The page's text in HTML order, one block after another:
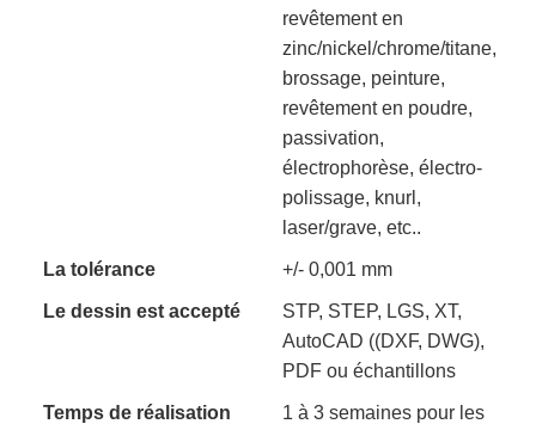
revêtement en
zinc/nickel/chrome/titane,
brossage, peinture,
revêtement en poudre,
passivation,
électrophorèse, électro-
polissage, knurl,
laser/grave, etc..
La tolérance
+/- 0,001 mm
Le dessin est accepté
STP, STEP, LGS, XT,
AutoCAD ((DXF, DWG),
PDF ou échantillons
Temps de réalisation
1 à 3 semaines pour les